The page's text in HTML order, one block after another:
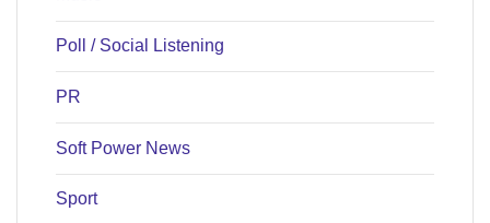
Poll / Social Listening
PR
Soft Power News
Sport